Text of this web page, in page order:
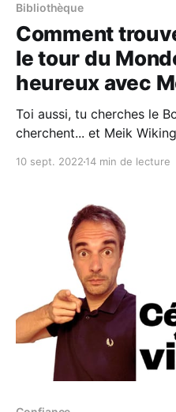
Bibliothèque
Comment
le tour du
heureux avec
Toi aussi, tu cherches le
cherchent... et Meik
expériences trouvés un
profité de l'
10 sept. 2022 14 min de lecture